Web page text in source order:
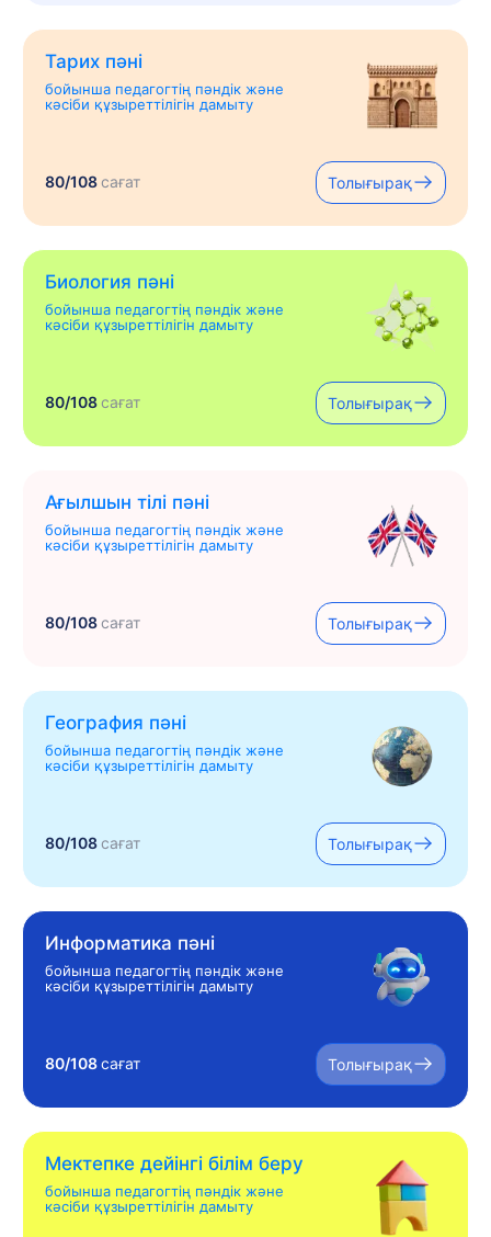
Тарих пәні
бойынша педагогтің пәндік және
кәсіби құзыреттілігін дамыту
80/108сағат Толығырақ
Биология пәні
бойынша педагогтің пәндік және
кәсіби құзыреттілігін дамыту
80/108сағат Толығырақ
Ағылшын тілі пәні
бойынша педагогтің пәндік және
кәсіби құзыреттілігін дамыту
80/108сағат Толығырақ
География пәні
бойынша педагогтің пәндік және
кәсіби құзыреттілігін дамыту
80/108сағат Толығырақ
Информатика пәні
бойынша педагогтің пәндік және
кәсіби құзыреттілігін дамыту
80/108сағат Толығырақ
Мектепке дейінгі білім беру
бойынша педагогтің пәндік және
кәсіби құзыреттілігін дамыту